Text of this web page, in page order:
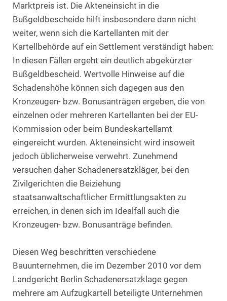
Marktpreis ist. Die Akteneinsicht in die
Bußgeldbescheide hilft insbesondere dann nicht
weiter, wenn sich die Kartellanten mit der
Kartellbehörde auf ein Settlement verständigt haben:
In diesen Fällen ergeht ein deutlich abgekürzter
Bußgeldbescheid. Wertvolle Hinweise auf die
Schadenshöhe können sich dagegen aus den
Kronzeugen- bzw. Bonusanträgen ergeben, die von
einzelnen oder mehreren Kartellanten bei der EU-
Kommission oder beim Bundeskartellamt
eingereicht wurden. Akteneinsicht wird insoweit
jedoch üblicherweise verwehrt. Zunehmend
versuchen daher Schadenersatzkläger, bei den
Zivilgerichten die Beiziehung
staatsanwaltschaftlicher Ermittlungsakten zu
erreichen, in denen sich im Idealfall auch die
Kronzeugen- bzw. Bonusanträge befinden.
Diesen Weg beschritten verschiedene
Bauunternehmen, die im Dezember 2010 vor dem
Landgericht Berlin Schadenersatzklage gegen
mehrere am Aufzugkartell beteiligte Unternehmen